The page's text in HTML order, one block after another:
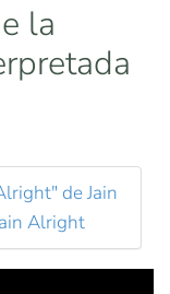
la
de Jain
Alright